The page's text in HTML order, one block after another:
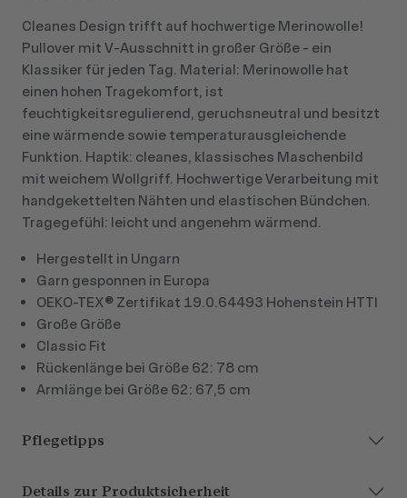
Cleanes Design trifft auf hochwertige Merinowolle!
Pullover mit V-Ausschnitt in großer Größe - ein
Klassiker für jeden Tag. Material: Merinowolle hat
einen hohen Tragekomfort, ist
feuchtigkeitsregulierend, geruchsneutral und besitzt
eine wärmende sowie temperaturausgleichende
Funktion. Haptik: cleanes, klassisches Maschenbild
mit weichem Wollgriff. Hochwertige Verarbeitung mit
handgekettelten Nähten und elastischen Bündchen.
Tragegefühl: leicht und angenehm wärmend.
Hergestellt in Ungarn
Garn gesponnen in Europa
OEKO-TEX® Zertifikat 19.0.64493 Hohenstein HTTI
Große Größe
Classic Fit
Rückenlänge bei Größe 62: 78 cm
Armlänge bei Größe 62: 67,5 cm
Pflegetipps
Details zur Produktsicherheit